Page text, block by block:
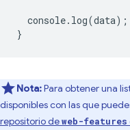
console. log(data);
}
Nota:Para obtener una
disponibles con las que
repositorio deweb-features